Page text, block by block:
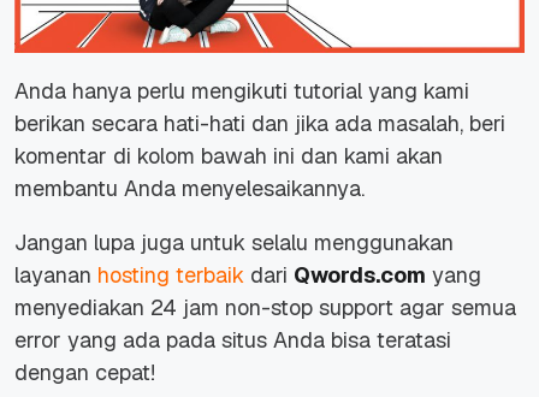
Anda hanya perlu mengikuti tutorial yang kami
berikan secara hati-hati dan jika ada masalah, beri
komentar di kolom bawah ini dan kami akan
membantu Anda menyelesaikannya.
Jangan lupa juga untuk selalu menggunakan
layanan hosting terbaik dari Qwords.com yang
menyediakan 24 jam non-stop support agar semua
error yang ada pada situs Anda bisa teratasi
dengan cepat!